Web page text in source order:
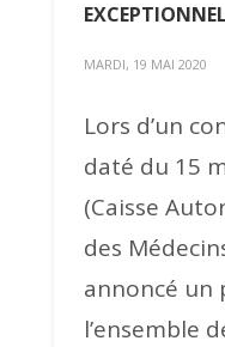
MARDI, 19 MAI 2020
Lors d’un
daté du 15
(Caisse
des
annoncé un
l’ensemble